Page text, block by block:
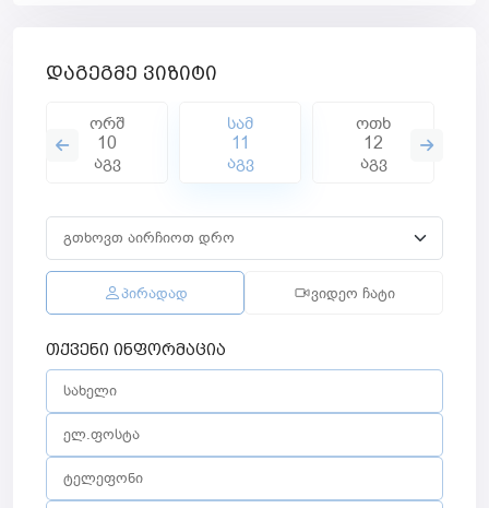
დაგეგმე ვიზიტი
ორშ
10
აგვ
სამ
11
აგვ
ოთხ
12
აგვ
პირადად ვიდეო ჩატი
თქვენი ინფორმაცია